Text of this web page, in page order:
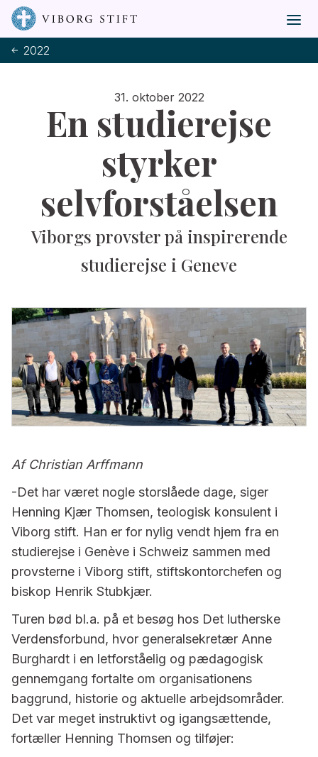
2022
31. oktober 2022
En studierejse
styrker
selvforståelsen
Viborgs provster på inspirerende
studierejse i Geneve
Af Christian Arffmann
-Det har været nogle storslåede dage, siger
Henning Kjær Thomsen, teologisk konsulent i
Viborg stift. Han er for nylig vendt hjem fra en
studierejse i Genève i Schweiz sammen med
provsterne i Viborg stift, stiftskontorchefen og
biskop Henrik Stubkjær.
Turen bød bl.a. på et besøg hos Det lutherske
Verdensforbund, hvor generalsekretær Anne
Burghardt i en letforståelig og pædagogisk
gennemgang fortalte om organisationens
baggrund, historie og aktuelle arbejdsområder.
Det var meget instruktivt og igangsættende,
fortæller Henning Thomsen og tilføjer: